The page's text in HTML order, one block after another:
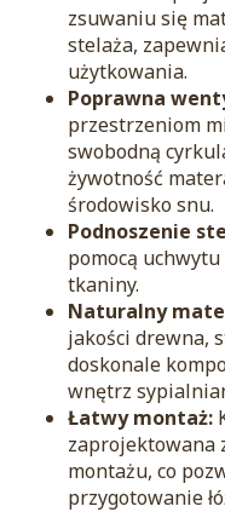
zsuwaniu się
stelaża,
użytkowania.
Poprawna
przestrzeniom
swobodną
żywotność
środowisko snu.
Podnoszenie
pomocą
tkaniny.
Naturalny
jakości drewna,
doskonale
wnętrz
Łatwy montaż:
zaprojektowana
montażu, co
przygotowanie